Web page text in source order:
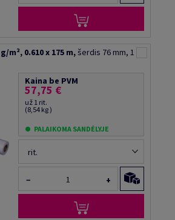
m², 0.610 x 175 m,šerdis 76 mm, 1
Kaina be PVM
57,75 €
už 1 rit.
(8,54 kg )
PALAIKOMA SANDĖLYJE
rit.
− +